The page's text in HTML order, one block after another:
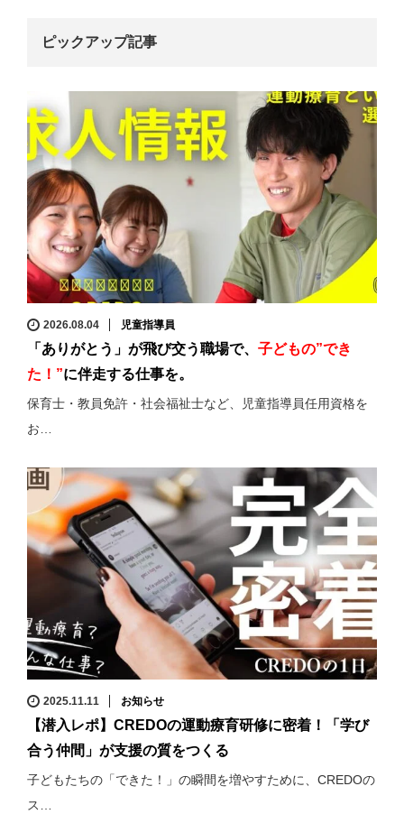
ピックアップ記事
2026.08.04 児童指導員
「ありがとう」が飛び交う職場で、 子どもの”でき
た！”に伴走する仕事を。
保育士・教員免許・社会福祉士など、児童指導員任用資格を
お…
2025.11.11 お知らせ
【潜入レポ】CREDOの運動療育研修に密着！「学び
合う仲間」が支援の質をつくる
子どもたちの「できた！」の瞬間を増やすために、CREDOの
ス…